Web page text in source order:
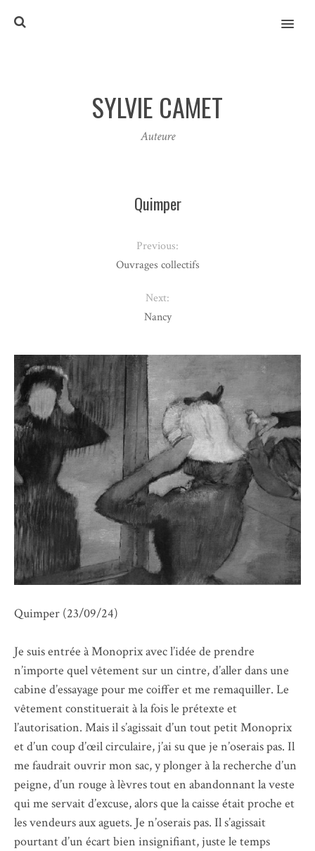
MENU
SYLVIE CAMET
Auteure
Quimper (23/09/24)
Je suis entrée à Monoprix avec l’idée de prendre
n’importe quel vêtement sur un cintre, d’aller dans une
cabine d’essayage pour me coiffer et me remaquiller. Le
vêtement constituerait à la fois le prétexte et
l’autorisation. Mais il s’agissait d’un tout petit Monoprix
et d’un coup d’œil circulaire, j’ai su que je n’oserais pas. Il
me faudrait ouvrir mon sac, y plonger à la recherche d’un
peigne, d’un rouge à lèvres tout en abandonnant la veste
qui me servait d’excuse, alors que la caisse était proche et
les vendeurs aux aguets. Je n’oserais pas. Il s’agissait
pourtant d’un écart bien insignifiant, juste le temps
Quimper
Previous:
Ouvrages collectifs
Next:
Nancy